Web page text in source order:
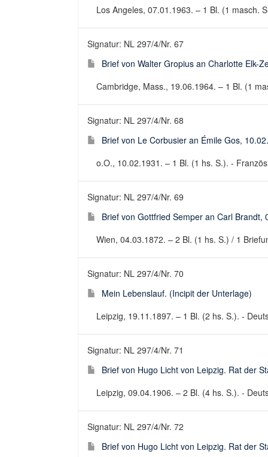
Los Angeles, 07.01.1963. – 1 Bl. (1 masch.
Signatur: NL 297/4/Nr. 67
Brief von Walter Gropius an Charlotte Elk-
Cambridge, Mass., 19.06.1964. – 1 Bl. (1
Signatur: NL 297/4/Nr. 68
Brief von Le Corbusier an Émile Gos,
o.O., 10.02.1931. – 1 Bl. (1 hs. S.). -
Signatur: NL 297/4/Nr. 69
Brief von Gottfried Semper an Carl Brandt,
Wien, 04.03.1872. – 2 Bl. (1 hs. S.) / 1
Signatur: NL 297/4/Nr. 70
Mein Lebenslauf. (Incipit der Unterlage)
Leipzig, 19.11.1897. – 1 Bl. (2 hs. S.). -
Signatur: NL 297/4/Nr. 71
Brief von Hugo Licht von Leipzig. Rat der
Leipzig, 09.04.1906. – 2 Bl. (4 hs. S.). -
Signatur: NL 297/4/Nr. 72
Brief von Hugo Licht von Leipzig. Rat der